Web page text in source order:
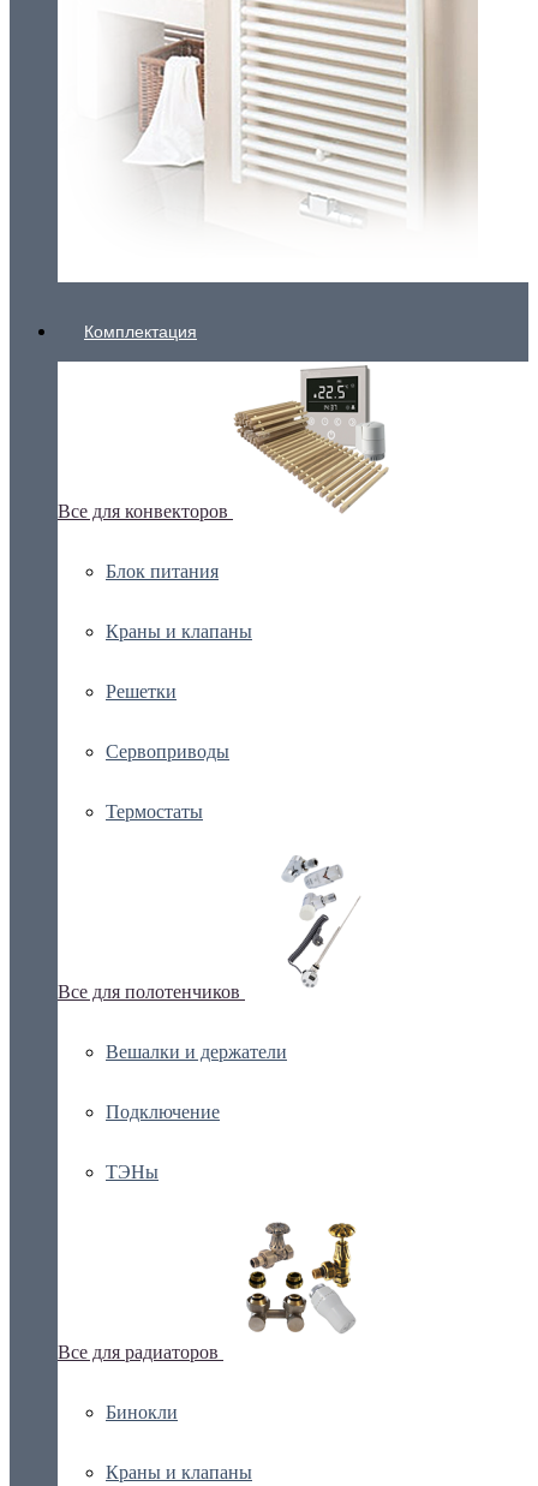
Комплектация
Все для конвекторов
Блок питания
Краны и клапаны
Решетки
Сервоприводы
Термостаты
Все для полотенчиков
Вешалки и держатели
Подключение
ТЭНы
Все для радиаторов
Бинокли
Краны и клапаны